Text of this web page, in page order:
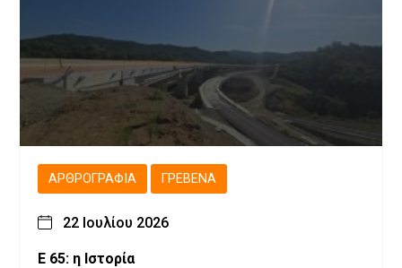
ΑΡΘΡΟΓΡΑΦΊΑ ΓΡΕΒΕΝΆ
22 Ιουλίου 2026
Ε 65: η Ιστορία